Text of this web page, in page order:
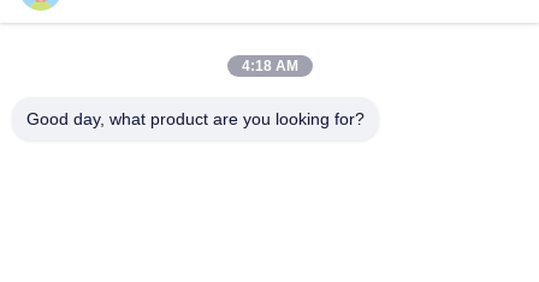
86--
Control de calidad
4:18 AM
Good day, what product are you looking for?